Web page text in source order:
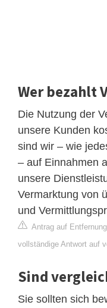
Wer bezahlt
Die Nutzung der
unsere Kunden
sind wir – wie
– auf Einnahmen
unsere
Vermarktung von
und
Antrag auf
vollständige Antwort auf
Sind
Sie sollten sich